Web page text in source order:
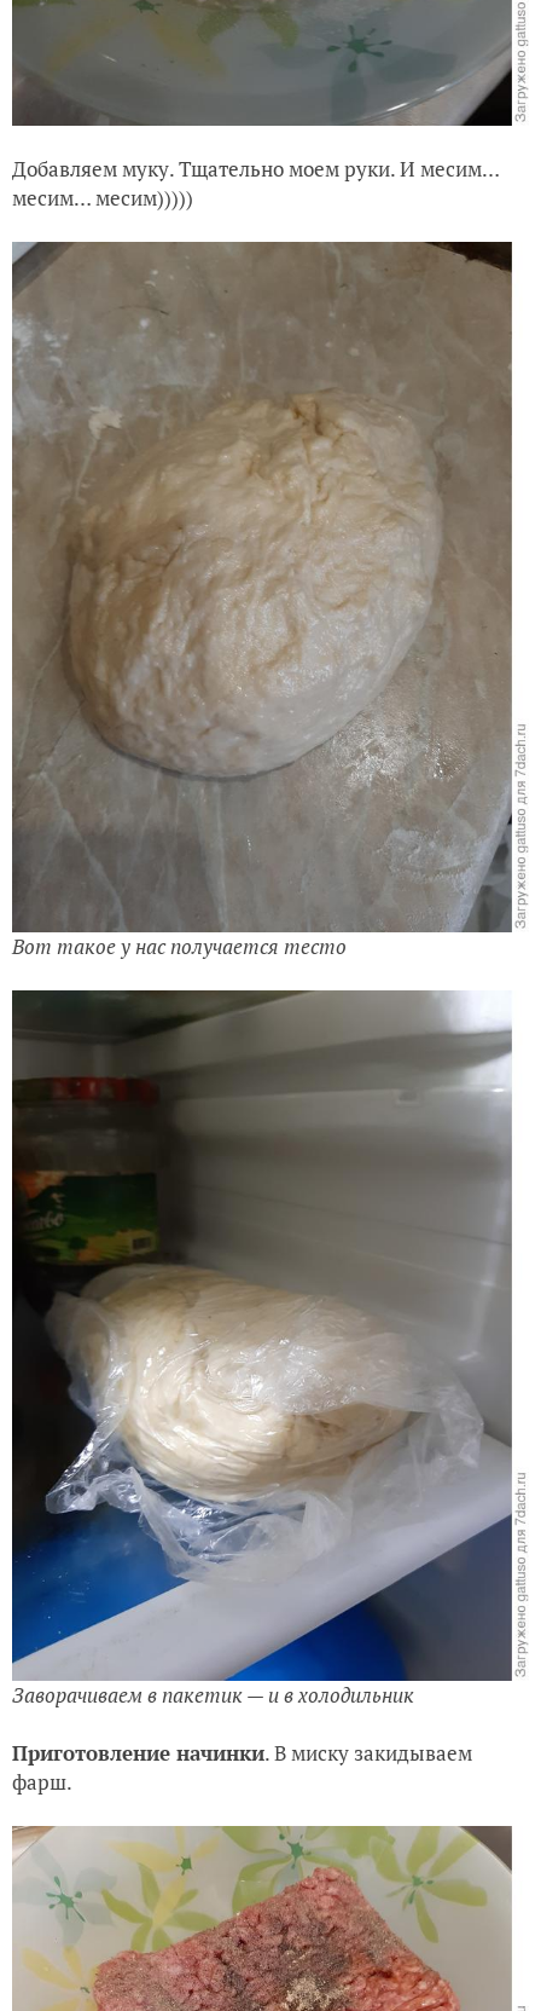
Добавляем муку. Тщательно моем руки. И месим…
месим… месим)))))
Вот такое у нас получается тесто
Заворачиваем в пакетик — и в холодильник
Приготовление начинки. В миску закидываем
фарш.